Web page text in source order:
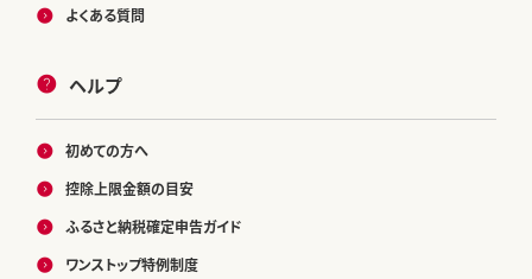
よくある質問
ヘルプ
初めての方へ
控除上限金額の目安
ふるさと納税確定申告ガイド
ワンストップ特例制度